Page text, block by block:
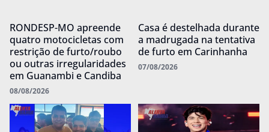
RONDESP-MO apreende
quatro motocicletas com
restrição de furto/roubo
ou outras irregularidades
em Guanambi e Candiba
08/08/2026
Casa é destelhada durante
a madrugada na tentativa
de furto em Carinhanha
07/08/2026